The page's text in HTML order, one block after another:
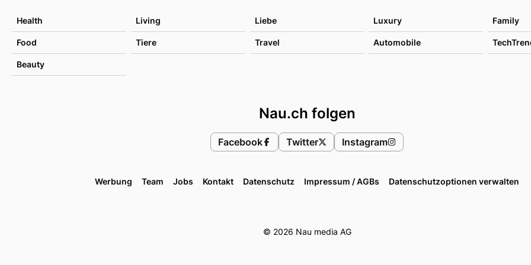
Health Living Liebe Luxury Family
Food Tiere Travel Automobile
Beauty
Nau.ch folgen
Facebook Twitter Instagram
Werbung Team Jobs Kontakt Datenschutz Impressum / AGBs Datenschutzoptionen verwalten
© 2026 Nau media AG